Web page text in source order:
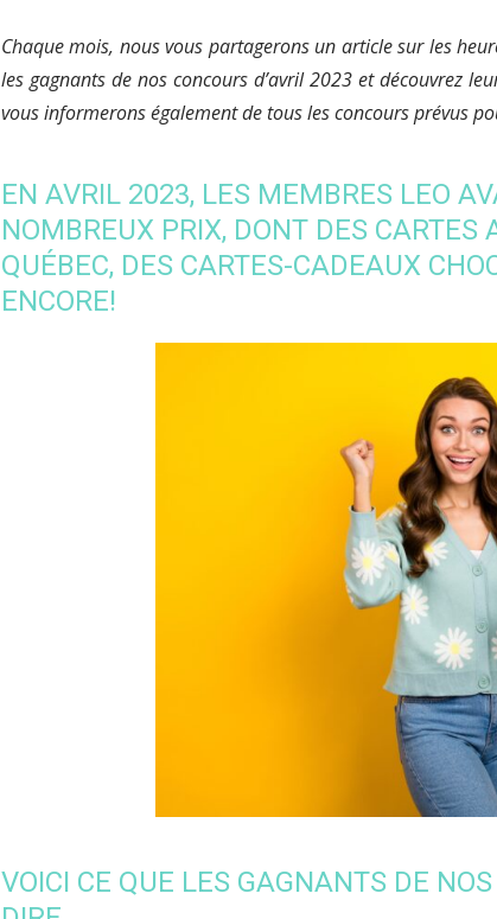
Chaque mois, nous vous partagerons un article sur les
les gagnants de nos concours d’avril 2023 et découvrez
vous informerons également de tous les concours prévus
EN AVRIL 2023, LES MEMBRES LEO
NOMBREUX PRIX, DONT DES
QUÉBEC, DES CARTES-CADEAUX
ENCORE!
VOICI CE QUE LES GAGNANTS DE